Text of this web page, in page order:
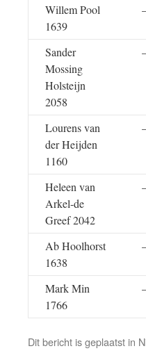
Willem Pool
1639
Sander
Mossing
Holsteijn
2058
Lourens van
der Heijden
1160
Heleen van
Arkel-de
Greef 2042
Ab Hoolhorst
1638
Mark Min
1766
Dit bericht is geplaatst in